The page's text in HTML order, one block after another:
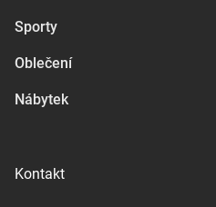
Sporty
Oblečení
Nábytek
Kontakt